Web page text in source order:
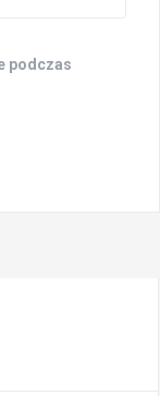
podczas